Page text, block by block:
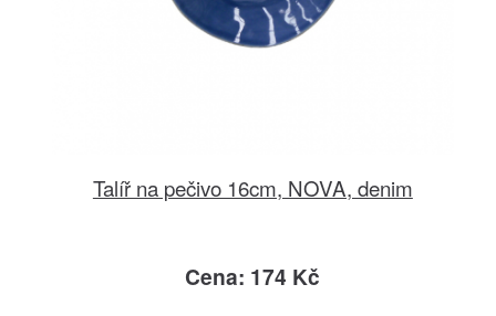
Talíř na pečivo 16cm, NOVA, denim
Cena: 174 Kč